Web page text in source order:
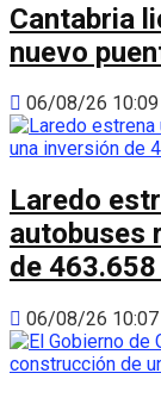
Cantabria
nuevo
06/08/26 10:09
Laredo
autobuses
de
06/08/26 10:07